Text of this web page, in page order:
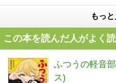
もっ
この本を読んだ人がよく
ふつうの軽音
ス)